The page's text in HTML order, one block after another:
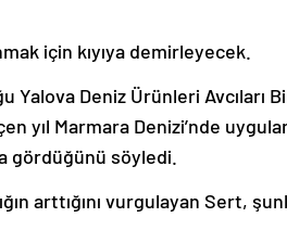
için kıyıya demirleyecek.
Deniz Ürünleri Avcıları
yıl Marmara Denizi’nde
gördüğünü söyledi.
arttığını vurgulayan Sert,